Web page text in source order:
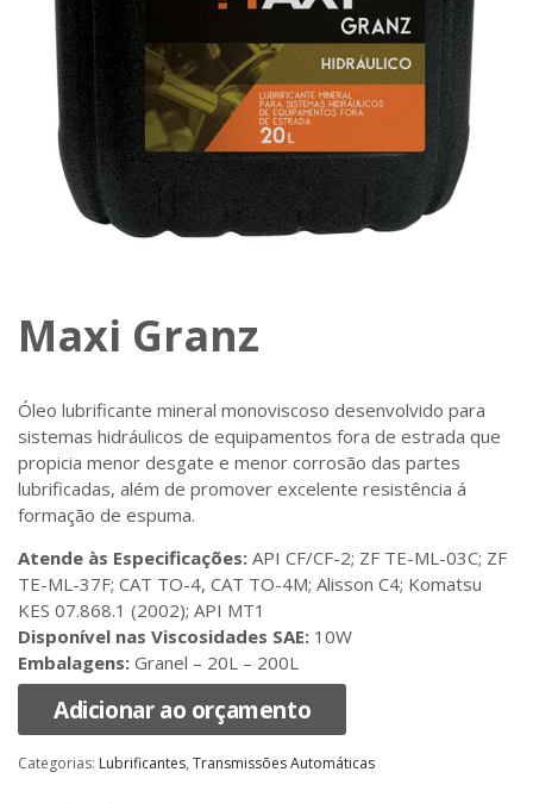
Maxi Granz
Óleo lubrificante mineral monoviscoso desenvolvido para
sistemas hidráulicos de equipamentos fora de estrada que
propicia menor desgate e menor corrosão das partes
lubrificadas, além de promover excelente resistência á
formação de espuma.
Atende às Especificações: API CF/CF-2; ZF TE-ML-03C; ZF
TE-ML-37F; CAT TO-4, CAT TO-4M; Alisson C4; Komatsu
KES 07.868.1 (2002); API MT1
Disponível nas Viscosidades SAE: 10W
Embalagens: Granel – 20L – 200L
Adicionar ao orçamento
Categorias: Lubrificantes, Transmissões Automáticas